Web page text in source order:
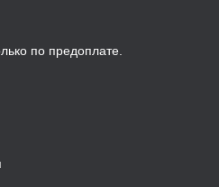
по предоплате.